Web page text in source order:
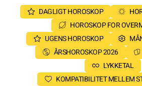
DAGLIGT HOROSKOP
HOROSKOP FOR
UGENS HOROSKOP
ÅRSHOROSKOP 2026
LYKKETAL
KOMPATIBILITET MELLEM